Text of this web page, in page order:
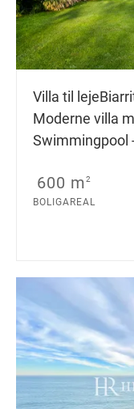
Villa til leje
Moderne villa
Swimmingpool
600 m2
BOLIGAREAL